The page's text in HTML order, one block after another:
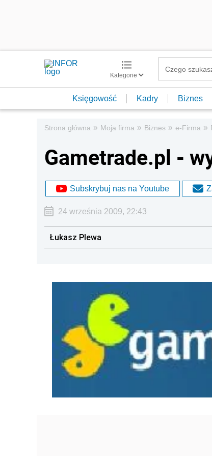
Kategorie
Księgowość Kadry Biznes
Strona główna » Moja firma » Biznes » e-Firma »
Gametrade.pl -
Subskrybuj nas na Youtube
24 września 2009, 22:43
Łukasz Plewa